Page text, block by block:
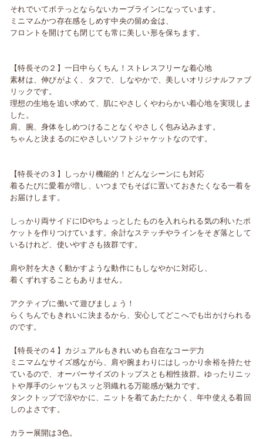
それでいてボテっとならないカーブラインになっています。
ミニマムかつ存在感をしめす中央の留め金は、
フロントを開けても閉じても常に美しい形を保ちます。
【特長その２】一日中らくちん！ストレスフリーな着心地
素材は、伸びがよく、タフで、しなやかで、美しいオリジナルファブ
リックです。
理想の生地を追い求めて、肌にやさしくやわらかい着心地を実現しま
した。
肩、腕、身体をしめつけることなくやさしく包み込みます。
ちゃんと決まるのにやさしいソフトジャケットなのです。
【特長その３】しっかり機能的！どんなシーンにも対応
着るたびに愛着が増し、いつまでもそばに置いておきたくなる一着を
お届けします。
しっかり両サイドにIDやちょっとしたものを入れられる気の利いたポ
ケットを作りつけています。余計なステッチやラインをそぎ落として
いるけれど、使いやすさも抜群です。
肩や肘を大きく動かすような動作にもしなやかに対応し、
着くずれすることもありません。
アクティブに働いて遊びましょう！
らくちんでもきれいに決まるから、安心してどこへでも出かけられる
のです。
【特長その４】カジュアルもきれいめも自在なコーデ力
ミニマムなサイズ感ながら、肩や腕まわりにはしっかり余裕を持たせ
ているので、オーバーサイズのトップスとも相性抜群。ゆったりニッ
トや厚手のシャツもスッと羽織れる万能感が魅力です。
タンクトップで涼やかに、ニットを着てあたたかく、年中使える着回
しのよさです。
カラー展開は3色。